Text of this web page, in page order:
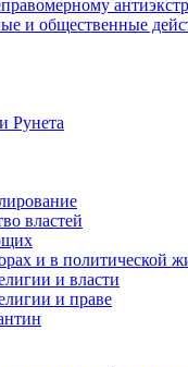
и общественные
Рунета
властей
и в политической
и власти
и праве